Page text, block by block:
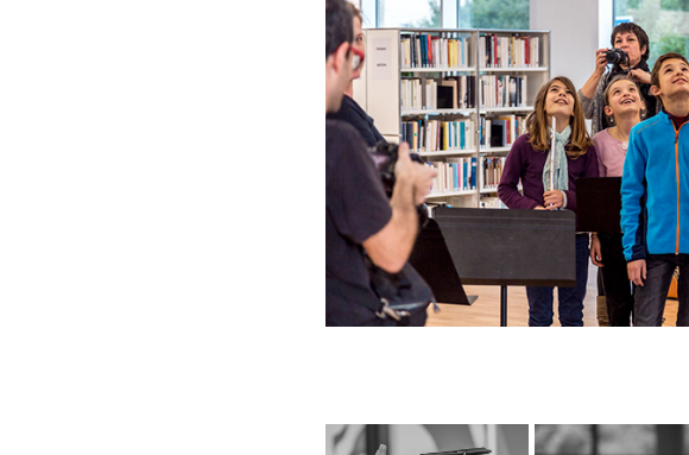
2022
Remise de diplômes
Animations
Journées du